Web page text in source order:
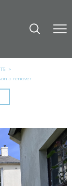
T5
a renover